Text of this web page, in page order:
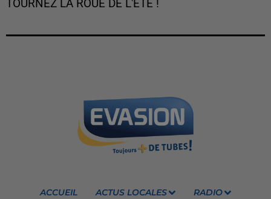
TOURNEZ LA ROUE DE L'ÉTÉ !
ACCUEIL ACTUS LOCALES RADIO